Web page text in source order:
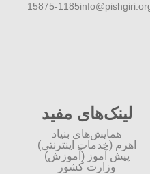
15875-1185
لینک‌های مفید
همایش‌های بنیاد
اهرم (خدمات اینترنتی)
پیش آموز (آموزش)
وزارت کشور